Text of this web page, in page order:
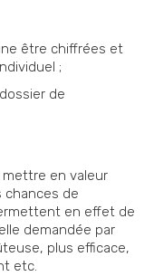
être chiffrées et
;
de
en valeur
de
en effet de
demandée par
plus efficace,
etc.